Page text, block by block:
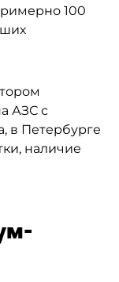
100
АЗС с
в Петербурге
наличие